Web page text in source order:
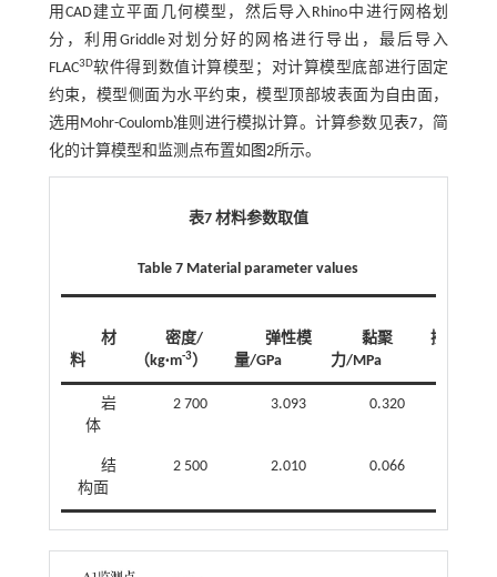
用CAD建立平面几何模型，然后导入Rhino中进行网格划
分，利用Griddle对划分好的网格进行导出，最后导入
FLAC3D软件得到数值计算模型；对计算模型底部进行固定
约束，模型侧面为水平约束，模型顶部坡表面为自由面，
选用Mohr-Coulomb准则进行模拟计算。计算参数见表7，简
化的计算模型和监测点布置如 图2所示。
表7 材料参数取值
Table 7 Material parameter values
材
料
密度/
（kg·m-3）
弹性模
量/GPa
黏聚
力/MPa
擦角/
岩
体
2 700 3.093 0.320
结
构面
2 500 2.010 0.066